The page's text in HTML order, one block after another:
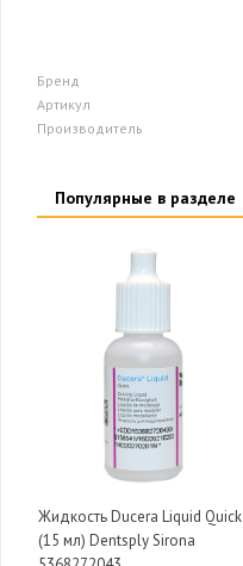
Бренд
Артикул
Производитель
Популярные в разделе
Жидкость Ducera Liquid Quick
(15 мл) Dentsply Sirona